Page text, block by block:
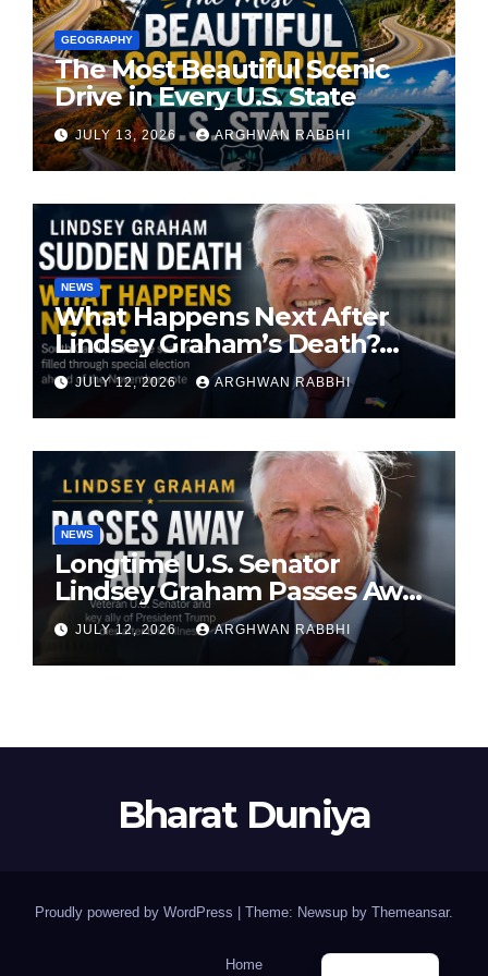
GEOGRAPHY
The Most Beautiful Scenic
Drive in Every U.S. State
JULY 13, 2026 ARGHWAN RABBHI
NEWS
What Happens Next After
Lindsey Graham’s Death?
South Carolina Senate Seat
Faces Special Election
JULY 12, 2026 ARGHWAN RABBHI
NEWS
Longtime U.S. Senator
Lindsey Graham Passes Away
at 71
JULY 12, 2026 ARGHWAN RABBHI
Bharat Duniya
Proudly powered by WordPress | Theme: Newsup by Themeansar.
Home